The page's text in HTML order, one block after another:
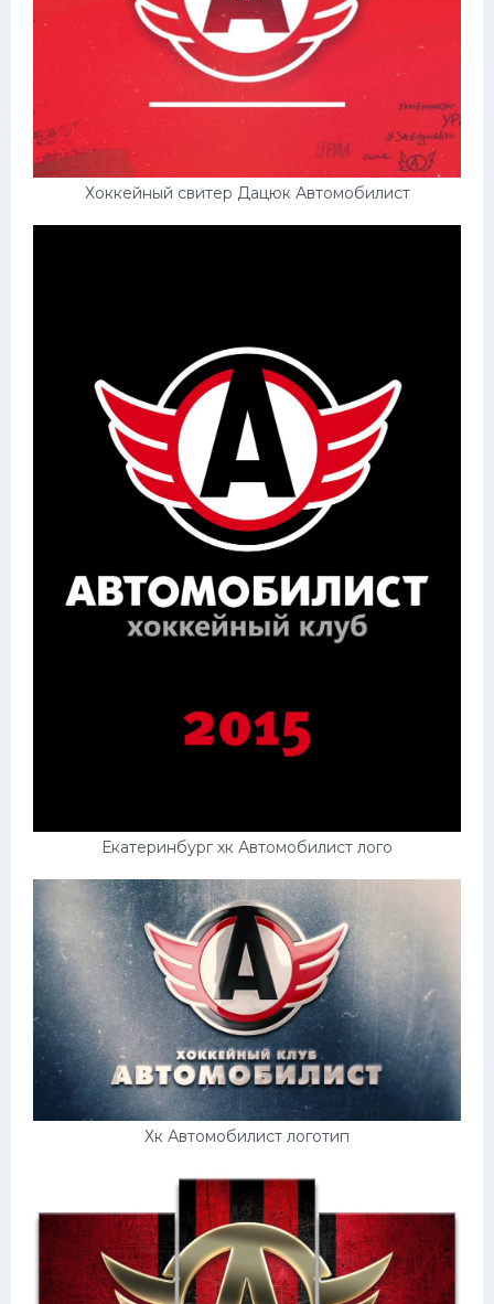
Хоккейный свитер Дацюк Автомобилист
Екатеринбург хк Автомобилист лого
Хк Автомобилист логотип